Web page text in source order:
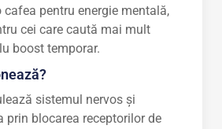
cafea pentru energie mentală,
cei care caută mai mult
boost temporar.
sistemul nervos și
prin blocarea receptorilor de